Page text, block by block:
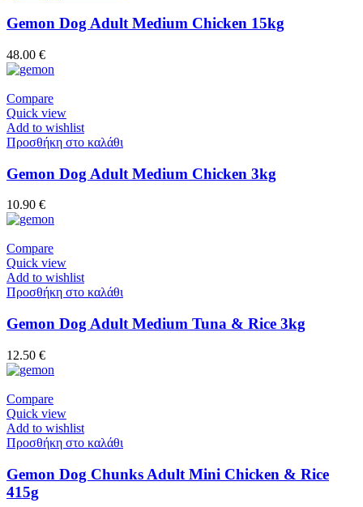
Gemon Dog Adult Medium Chicken 15kg
48.00 €
Compare
Quick view
Add to wishlist
Προσθήκη στο καλάθι
Gemon Dog Adult Medium Chicken 3kg
10.90 €
Compare
Quick view
Add to wishlist
Προσθήκη στο καλάθι
Gemon Dog Adult Medium Tuna & Rice 3kg
12.50 €
Compare
Quick view
Add to wishlist
Προσθήκη στο καλάθι
Gemon Dog Chunks Adult Mini Chicken & Rice
415g